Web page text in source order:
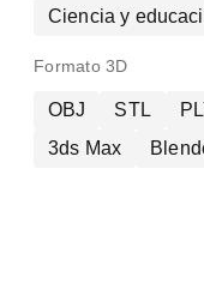
Ciencia y
Formato 3D
OBJ STL
3ds Max